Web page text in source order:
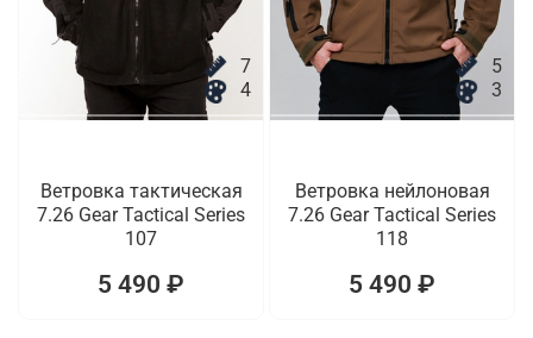
7
4
Ветровка тактическая
7.26 Gear Tactical Series
107
5 490 ₽
5
3
Ветровка нейлоновая
7.26 Gear Tactical Series
118
5 490 ₽